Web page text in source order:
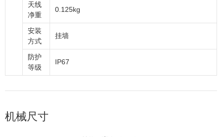
天线
净重
0.125kg
安装
方式
挂墙
防护
等级
IP67
机械尺寸